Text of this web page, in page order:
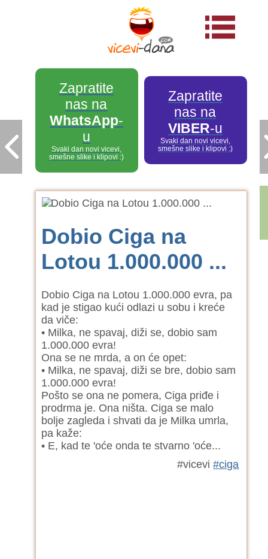
Zapratite
nas na
WhatsApp-
u
Svaki dan novi vicevi,
smešne slike i klipovi :)
Zapratite
nas na
VIBER-u
Svaki dan novi vicevi,
smešne slike i klipovi :)
Dobio Ciga na
Lotou 1.000.000 ...
Dobio Ciga na Lotou 1.000.000 evra, pa
kad je stigao kući odlazi u sobu i kreće
da viče:
• Milka, ne spavaj, diži se, dobio sam
1.000.000 evra!
Ona se ne mrda, a on će opet:
• Milka, ne spavaj, diži se bre, dobio sam
1.000.000 evra!
Pošto se ona ne pomera, Ciga priđe i
prodrma je. Ona ništa. Ciga se malo
bolje zagleda i shvati da je Milka umrla,
pa kaže:
• E, kad te 'oće onda te stvarno 'oće...
#vicevi#ciga